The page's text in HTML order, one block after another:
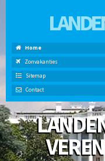
Home
Zonvakanties
Sitemap
Contact